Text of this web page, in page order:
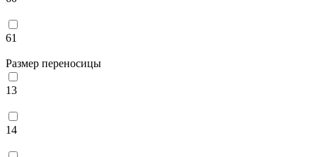
61
Размер переносицы
13
14